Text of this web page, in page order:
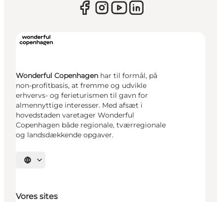
Wonderful Copenhagen har til formål, på
non-profitbasis, at fremme og udvikle
erhvervs- og ferieturismen til gavn for
almennyttige interesser. Med afsæt i
hovedstaden varetager Wonderful
Copenhagen både regionale, tværregionale
og landsdækkende opgaver.
Vælg sprog
Vores sites